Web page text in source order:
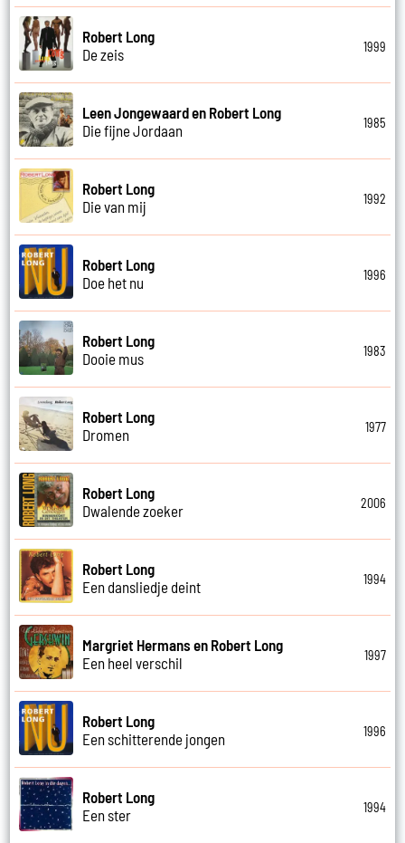
Robert Long
De zeis
1999
Leen Jongewaard en Robert Long
Die fijne Jordaan
1985
Robert Long
Die van mij
1992
Robert Long
Doe het nu
1996
Robert Long
Dooie mus
1983
Robert Long
Dromen
1977
Robert Long
Dwalende zoeker
2006
Robert Long
Een dansliedje deint
1994
Margriet Hermans en Robert Long
Een heel verschil
1997
Robert Long
Een schitterende jongen
1996
Robert Long
Een ster
1994